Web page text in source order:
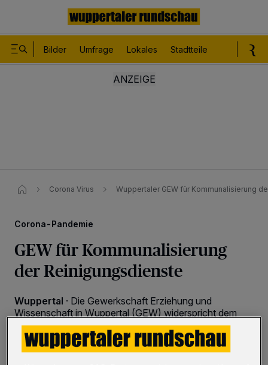
Bilder Umfrage Lokales Stadtteile
Corona Virus Wuppertaler GEW für Kommunalisierung
Corona-Pandemie
GEW für Kommunalisierung
der Reinigungsdienste
Wuppertal · Die Gewerkschaft Erziehung und
Wissenschaft in Wuppertal (GEW) widerspricht dem
Gebäudemanagement beim Thema Schulreinigung
während der Corona-Pandemie. Die Aussage, dass
Türklinken, Tische und Kontaktflächen auch im